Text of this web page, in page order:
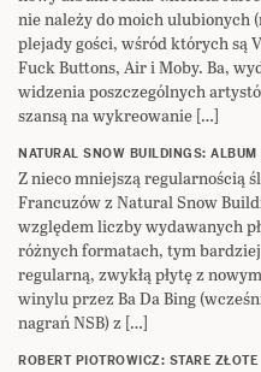
nie należy do moich ulubionych
plejady gości, wśród których są
Fuck Buttons, Air i Moby. Ba,
widzenia poszczególnych
szansą na wykreowanie […]
NATURAL SNOW BUILDINGS:
Z nieco mniejszą regularnością
Francuzów z Natural Snow
względem liczby wydawanych
różnych formatach, tym
regularną, zwykłą płytę z
winylu przez Ba Da Bing
nagrań NSB) z […]
ROBERT PIOTROWICZ: STARE ZŁOTE